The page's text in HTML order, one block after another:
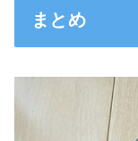
まとめ